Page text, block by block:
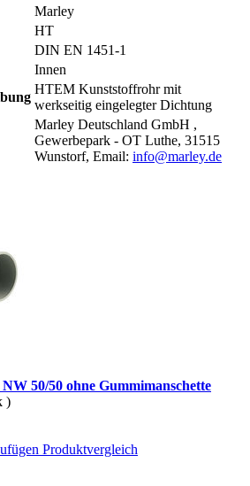
Marley
HT
DIN EN 1451-1
Innen
HTEM Kunststoffrohr mit
werkseitig eingelegter Dichtung
Marley Deutschland GmbH ,
Gewerbepark - OT Luthe, 31515
Wunstorf, Email: info@marley.de
50/50 ohne Gummimanschette
)
Produktvergleich